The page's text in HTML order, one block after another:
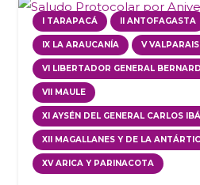
I TARAPACÁ II ANTOFAGASTA
IX LA ARAUCANÍA V
VI LIBERTADOR GENERAL
VII MAULE
XI AYSÉN DEL GENERAL CARLOS
XII MAGALLANES Y DE LA
XV ARICA Y PARINACOTA